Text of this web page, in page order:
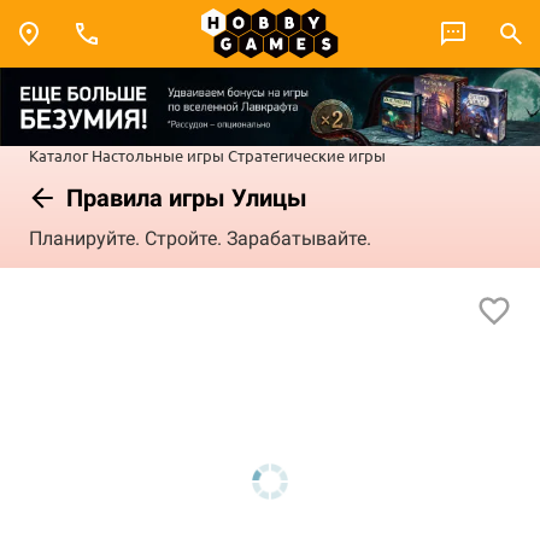
Каталог Настольные игры Стратегические игры
Правила игры Улицы
Планируйте. Стройте. Зарабатывайте.